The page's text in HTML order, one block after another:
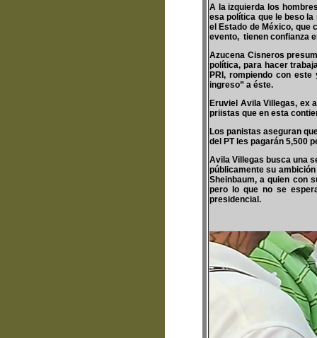
A la izquierda los
esa política que le beso
el Estado de México, que
evento, tienen confianza
Azucena Cisneros
política, para hacer
PRI, rompiendo con
ingreso” a éste.
Eruviel Avila Villegas, ex
priistas que en esta
Los panistas aseguran
del PT les pagarán 5,500
Avila Villegas busca una
públicamente su
Sheinbaum, a quien con
pero lo que no se
presidencial.